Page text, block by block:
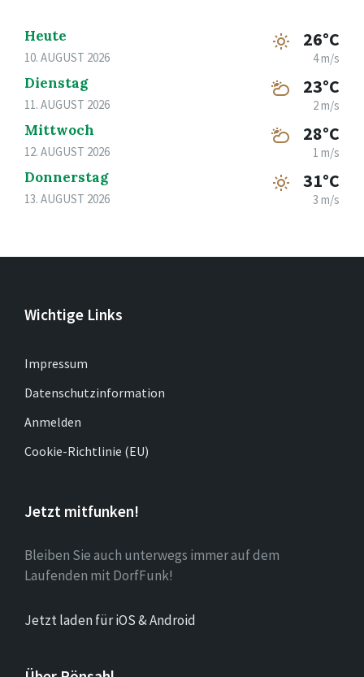
Heute
10. AUGUST 2026
26°C
4 m/s
Dienstag
11. AUGUST 2026
23°C
2 m/s
Mittwoch
12. AUGUST 2026
28°C
1 m/s
Donnerstag
13. AUGUST 2026
31°C
3 m/s
Wichtige Links
Impressum
Datenschutzinformation
Anmelden
Cookie-Richtlinie (EU)
Jetzt mitfunken!
Bleiben Sie auch unterwegs immer auf dem
Laufenden mit DorfFunk!
Jetzt laden für iOS & Android